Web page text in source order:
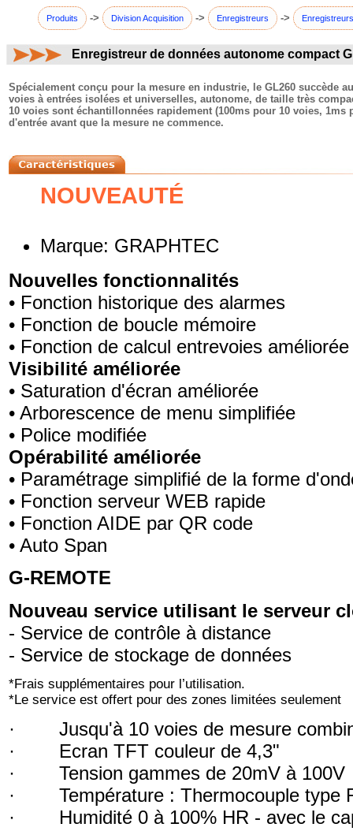
Produits -> Division Acquisition -> Enregistreurs ->
Enregistreur de données autonome compact
Spécialement conçu pour la mesure en industrie, le GL260 succède
voies à entrées isolées et universelles, autonome, de taille très
10 voies sont échantillonnées rapidement (100ms pour 10 voies,
d'entrée avant que la mesure ne commence.
NOUVEAUTÉ
Marque: GRAPHTEC
Nouvelles fonctionnalités
• Fonction historique des alarmes
• Fonction de boucle mémoire
• Fonction de calcul entrevoies améliorée
Visibilité améliorée
• Saturation d'écran améliorée
• Arborescence de menu simplifiée
• Police modifiée
Opérabilité améliorée
• Paramétrage simplifié de la forme
• Fonction serveur WEB rapide
• Fonction AIDE par QR code
• Auto Span
G-REMOTE
Nouveau service utilisant le serveur
- Service de contrôle à distance
- Service de stockage de données
*Frais supplémentaires pour l’utilisation.
*Le service est offert pour des zones limitées seulement
· Jusqu'à 10 voies de mesure
· Ecran TFT couleur de 4,3"
· Tension gammes de 20mV à 100V
· Température : Thermocouple type
· Humidité 0 à 100% HR - avec le